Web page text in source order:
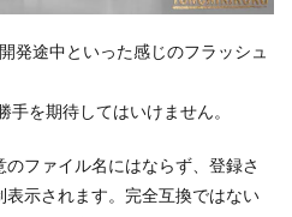
発途中といった感じのフラッシュ
手を期待してはいけません。
ファイル名にはならず、登録さ
示されます。完全互換ではない